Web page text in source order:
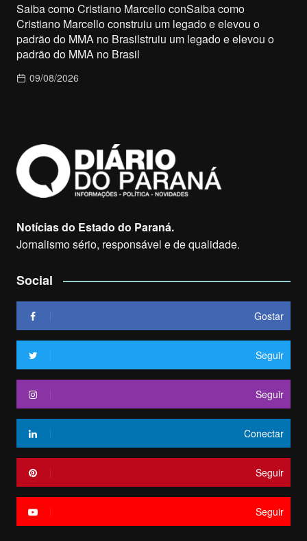
Saiba como Cristiano Marcello conSaiba como
Cristiano Marcello construiu um legado e elevou o
padrão do MMA no Brasilstruiu um legado e elevou o
padrão do MMA no Brasil
09/08/2026
Notícias do Estado do Paraná.
Jornalismo sério, responsável e de qualidade.
Social
Gostar
Seguir
Seguir
Conectar
Seguir
Seguir